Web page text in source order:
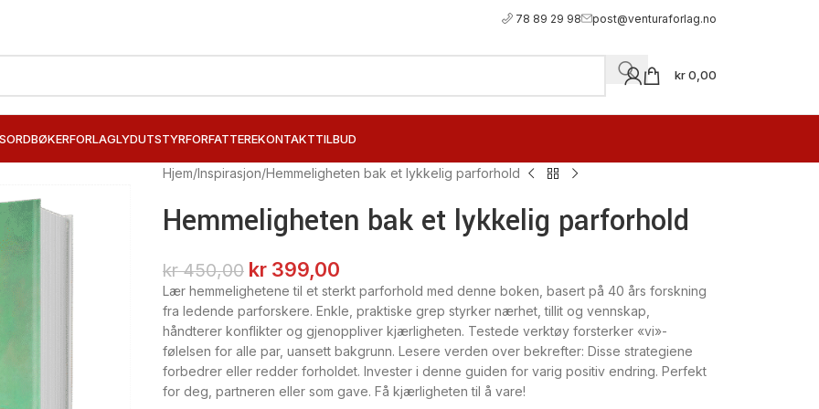
78 89 29 98 post@venturaforlag.no
kr0,00
BØKERFORLAGLYDUTSTYRFORFATTEREKONTAKTTILBUD
Hjem Inspirasjon Hemmeligheten bak et lykkelig parforhold
Hemmeligheten bak et lykkelig parforhold
kr450,00 kr399,00
Lær hemmelighetene til et sterkt parforhold med denne boken, basert på 40 års forskning
fra ledende parforskere. Enkle, praktiske grep styrker nærhet, tillit og vennskap,
håndterer konflikter og gjenoppliver kjærligheten. Testede verktøy forsterker «vi»-
følelsen for alle par, uansett bakgrunn. Lesere verden over bekrefter: Disse strategiene
forbedrer eller redder forholdet. Invester i denne guiden for varig positiv endring. Perfekt
for deg, partneren eller som gave. Få kjærligheten til å vare!